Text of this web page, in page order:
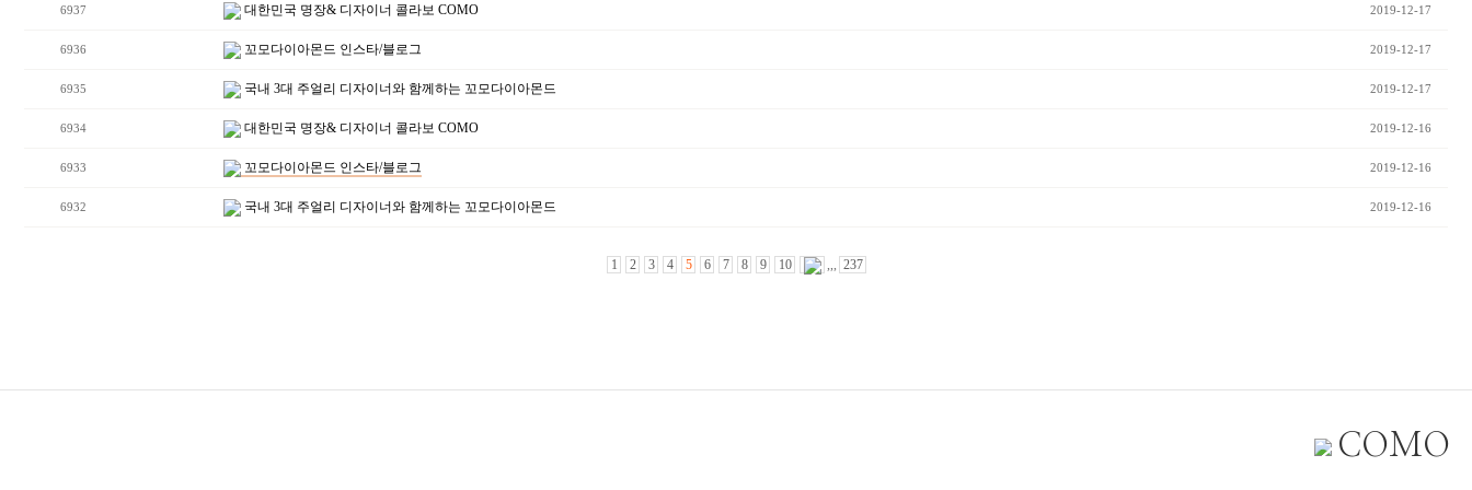
6937 대한민국 명장& 디자이너 콜라보 COMO 2019-12-17
6936 꼬모다이아몬드 인스타/블로그 2019-12-17
6935 국내 3대 주얼리 디자이너와 함께하는 꼬모다이아몬드 2019-12-17
6934 대한민국 명장& 디자이너 콜라보 COMO 2019-12-16
6933 꼬모다이아몬드 인스타/블로그 2019-12-16
6932 국내 3대 주얼리 디자이너와 함께하는 꼬모다이아몬드 2019-12-16
1 2 3 4 5 6 7 8 9 10 ,,, 237
COMO